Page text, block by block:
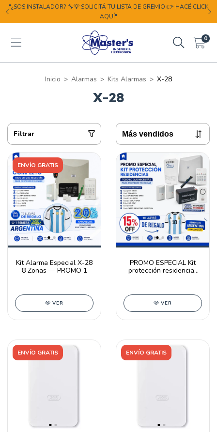
"¿SOS INSTALADOR? 🔧💡 SOLICITÁ TU LISTA DE GREMIO 👉 HACÉ CLICK
AQUÍ"
0
Inicio > Alarmas > Kits Alarmas > X-28
X-28
Filtrar
ENVÍO GRATIS
Kit Alarma Especial X-28
8 Zonas — PROMO 1
VER
PROMO ESPECIAL Kit
protección residencias
VER
ENVÍO GRATIS ENVÍO GRATIS